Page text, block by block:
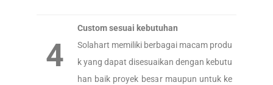
4
Custom sesuai kebutuhan
Solahart memiliki berbagai macam produ
k yang dapat disesuaikan dengan kebutu
han baik proyek besar maupun untuk ke